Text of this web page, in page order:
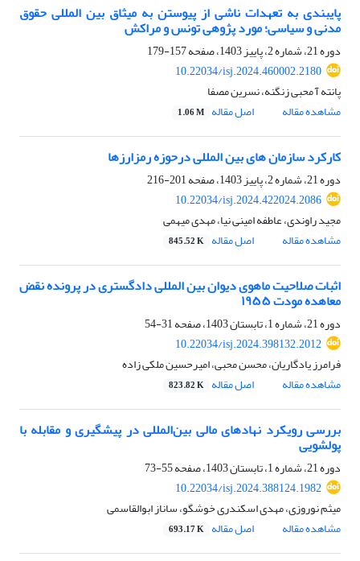
پایبندی به تعهدات ناشی از پیوستن به میثاق بین المللی حقوق
مدنی و سیاسی؛ مورد پژوهی تونس و مراکش
دوره 21، شماره 2، پاییز 1403، صفحه
157-179
10.22034/isj.2024.460002.2180
پانته آ محبی زنگنه، نسرین مصفا
مشاهده مقاله
اصل مقاله 1.06 M
کارکرد سازمان های بین المللی‌ درحوزه رمزارزها
دوره 21، شماره 2، پاییز 1403، صفحه
201-216
10.22034/isj.2024.422024.2086
مجید راوندی، عاطفه امینی نیا، مهدی میهمی
مشاهده مقاله
اصل مقاله 845.52 K
اثبات صلاحیت ماهوی دیوان بین المللی دادگستری در پرونده نقض
معاهده مودت ۱۹۵۵
دوره 21، شماره 1، تابستان 1403، صفحه
31-54
10.22034/isj.2024.398132.2012
فرامرز یادگاریان، محسن محبی، امیرحسین ملکی زاده
مشاهده مقاله
اصل مقاله 823.82 K
بررسی رویکرد نهادهای مالی بین‌المللی در پیشگیری و مقابله با
پولشویی
دوره 21، شماره 1، تابستان 1403، صفحه
55-73
10.22034/isj.2024.388124.1982
میثم نوروزی، مهدی اسکندری خوشگو، ساناز ابوالقاسمی
مشاهده مقاله
اصل مقاله 693.17 K